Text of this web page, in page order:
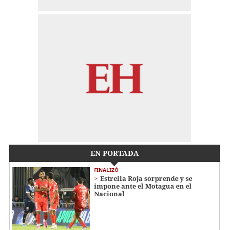
EN PORTADA
FINALIZÓ
Estrella Roja sorprende y se
impone ante el Motagua en el
Nacional